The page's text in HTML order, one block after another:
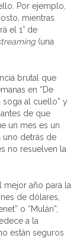
Por ejemplo,
mientras
el 1° de
(una
brutal que
en “De
al cuello” y
de que
un mes es un
uno detrás de
no resuelven la
año para la
de dólares,
o “Mulán”,
a la
están seguros